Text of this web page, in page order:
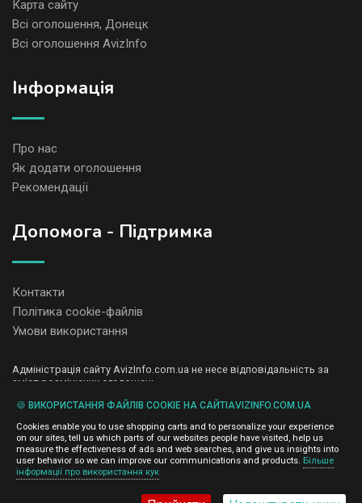
Карта сайту
Всі оголошення, Донецк
Всі оголошення AvizInfo
Iнформація
Про нас
Як додати оголошення
Рекомендації
Допомога - Підтримка
Контакти
Політика cookie-файлів
Умови використання
Адміністрація сайту AvizInfo.com.ua не несе відповідальність за
зміст розміщених оголошень.
і не продаємо особисту інформацію зареєстрованих користувачів
AvizInfo.com.ua третім особам. Ми не відповідаємо за правила
конфіденційності сайтів на які посилається AvizInfo.com.ua. На
деяких сторінках нашого сайту представлена реклама Google
Adsense Advertising Network. Щоб дізнатися детальніше про
правила конфіденційності Google
🍪 ВИКОРИСТАННЯ ФАЙЛІВ COOKIE НА САЙТІAVIZINFO.COM.UA
Cookies enable you to use shopping carts and to personalize your experience
on our sites, tell us which parts of our websites people have visited, help us
measure the effectiveness of ads and web searches, and give us insights into
user behavior so we can improve our communications and products. Більше
інформації про використання кук